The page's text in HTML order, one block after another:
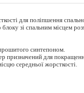
для поліпшення
блоку зі спальним місцем
синтепоном.
призначений для
середньої жорсткості.